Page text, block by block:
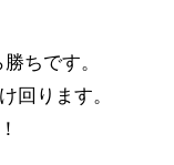
ちです。
回ります。